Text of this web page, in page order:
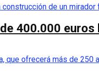
400.000